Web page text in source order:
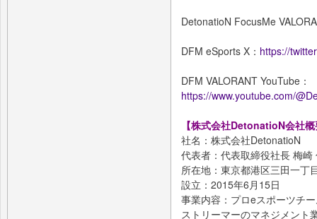
DetonatioN FocusMe
DFM eSports X： https://
DFM VALORANT YouTube：
https://www.youtube.com/
【株式会社DetonatioN会社
社名：株式会社DetonatioN
代表者：代表取締役社長 梅崎
所在地：東京都港区三田一丁
設立：2015年6月15日
事業内容：プロeスポーツチ
ストリーマーのマネジメント